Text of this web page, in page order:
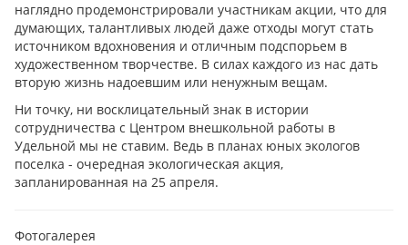
наглядно продемонстрировали участникам акции, что для
думающих, талантливых людей даже отходы могут стать
источником вдохновения и отличным подспорьем в
художественном творчестве. В силах каждого из нас дать
вторую жизнь надоевшим или ненужным вещам.
Ни точку, ни восклицательный знак в истории
сотрудничества с Центром внешкольной работы в
Удельной мы не ставим. Ведь в планах юных экологов
поселка - очередная экологическая акция,
запланированная на 25 апреля.
Фотогалерея